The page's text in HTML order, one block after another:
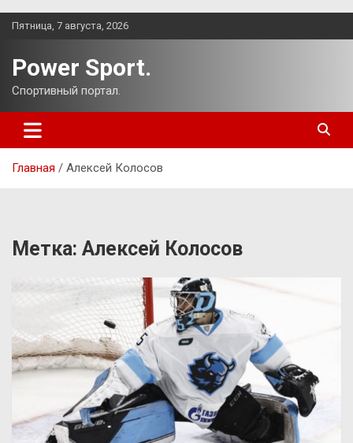
Перейти
Пятница, 7 августа, 2026
Power Sport.
Спортивный портал.
Главная Алексей Колосов
Метка: Алексей Колосов